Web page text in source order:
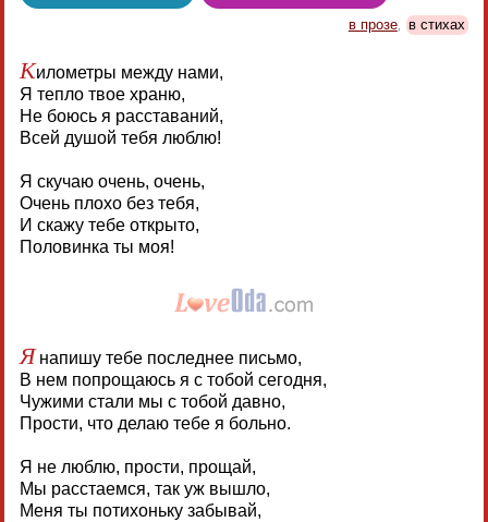
в прозе, в стихах
Километры между нами,
Я тепло твое храню,
Не боюсь я расставаний,
Всей душой тебя люблю!
Я скучаю очень, очень,
Очень плохо без тебя,
И скажу тебе открыто,
Половинка ты моя!
Янапишу тебе последнее письмо,
В нем попрощаюсь я с тобой сегодня,
Чужими стали мы с тобой давно,
Прости, что делаю тебе я больно.
Я не люблю, прости, прощай,
Мы расстаемся, так уж вышло,
Меня ты потихоньку забывай,